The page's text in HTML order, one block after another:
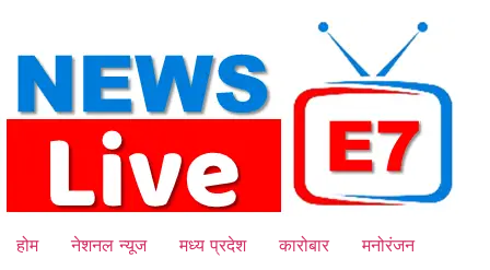
content
होम नेशनल न्यूज मध्य प्रदेश कारोबार
मनोरंजन